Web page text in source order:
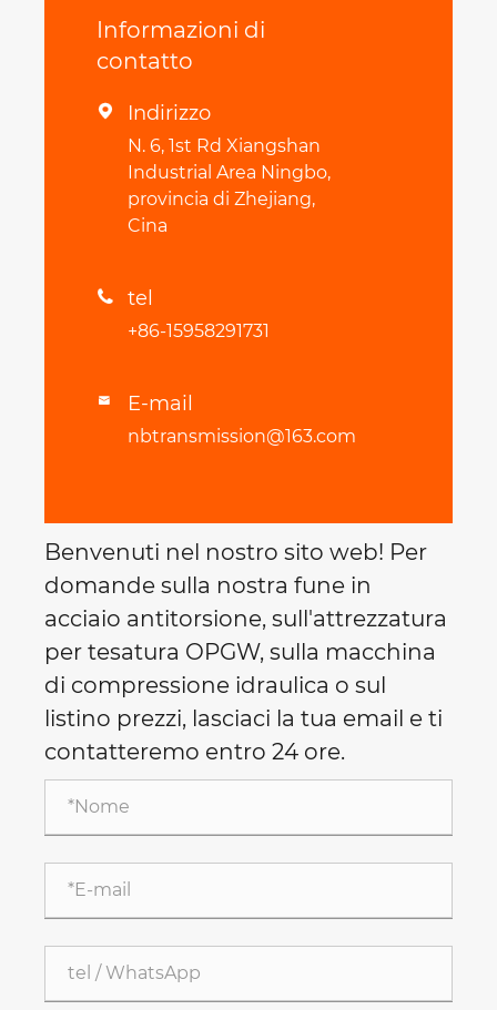
Informazioni di
contatto
 Indirizzo
N. 6, 1st Rd Xiangshan
Industrial Area Ningbo,
provincia di Zhejiang,
Cina
 tel
+86-15958291731
 E-mail
nbtransmission@163.com
Benvenuti nel nostro sito web! Per
domande sulla nostra fune in
acciaio antitorsione, sull'attrezzatura
per tesatura OPGW, sulla macchina
di compressione idraulica o sul
listino prezzi, lasciaci la tua email e ti
contatteremo entro 24 ore.